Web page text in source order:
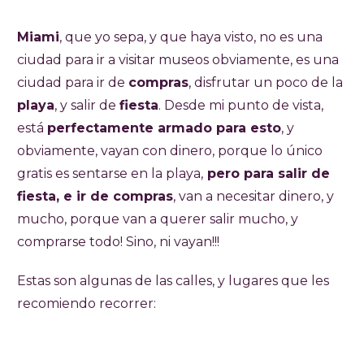
Miami, que yo sepa, y que haya visto, no es una
ciudad para ir a visitar museos obviamente, es una
ciudad para ir de compras, disfrutar un poco de la
playa, y salir de fiesta. Desde mi punto de vista,
está perfectamente armado para esto, y
obviamente, vayan con dinero, porque lo único
gratis es sentarse en la playa, pero para salir de
fiesta, e ir de compras, van a necesitar dinero, y
mucho, porque van a querer salir mucho, y
comprarse todo! Sino, ni vayan!!!
Estas son algunas de las calles, y lugares que les
recomiendo recorrer: